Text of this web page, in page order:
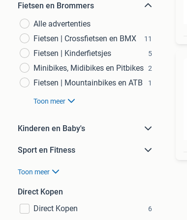
Fietsen en Brommers
Alle advertenties
Fietsen | Crossfietsen en BMX
11
Fietsen | Kinderfietsjes 5
Minibikes, Midibikes en Pitbikes 2
Fietsen | Mountainbikes en ATB 1
Toon meer
Kinderen en Baby's
Sport en Fitness
Toon meer
Direct Kopen
Direct Kopen
6